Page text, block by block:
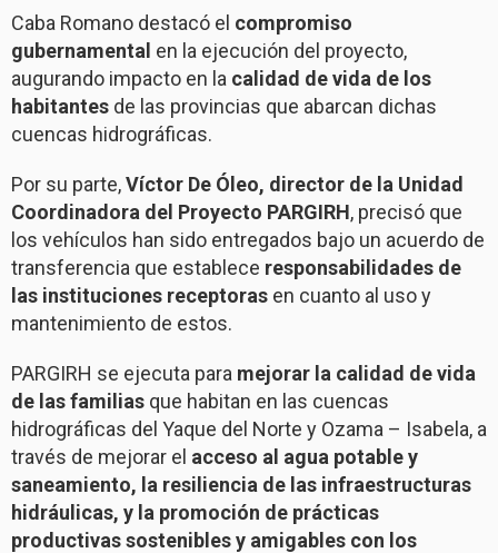
Caba Romano destacó el compromiso
gubernamental en la ejecución del proyecto,
augurando impacto en la calidad de vida de los
habitantes de las provincias que abarcan dichas
cuencas hidrográficas.
Por su parte,Víctor De Óleo, director de la Unidad
Coordinadora del Proyecto PARGIRH, precisó que
los vehículos han sido entregados bajo un acuerdo de
transferencia que establece responsabilidades de
las instituciones receptoras en cuanto al uso y
mantenimiento de estos.
PARGIRH se ejecuta para mejorar la calidad de vida
de las familias que habitan en las cuencas
hidrográficas del Yaque del Norte y Ozama – Isabela, a
través de mejorar el acceso al agua potable y
saneamiento, la resiliencia de las infraestructuras
hidráulicas, y la promoción de prácticas
productivas sostenibles y amigables con los